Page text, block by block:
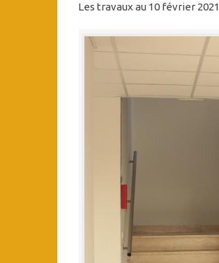
Les travaux au 10 février 2021